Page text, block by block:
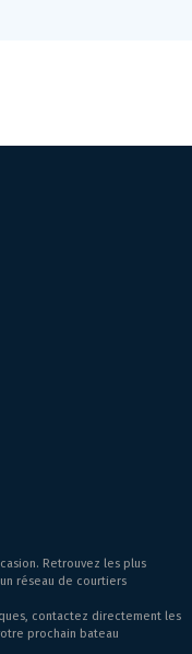
Retrouvez les plus
réseau de courtiers
contactez directement les
prochain bateau